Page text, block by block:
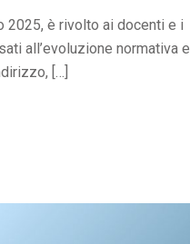
2025, è rivolto ai docenti e i
all’evoluzione normativa e
[…]